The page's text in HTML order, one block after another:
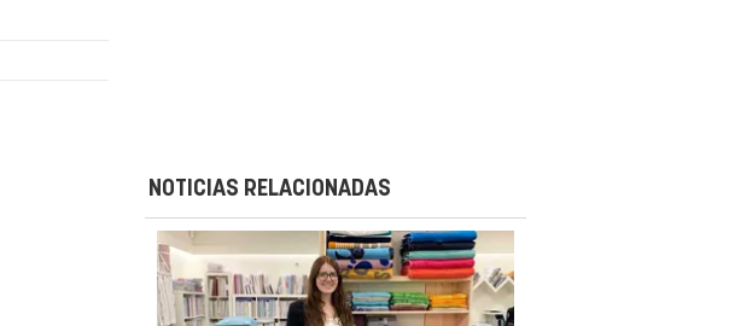
NOTICIAS RELACIONADAS